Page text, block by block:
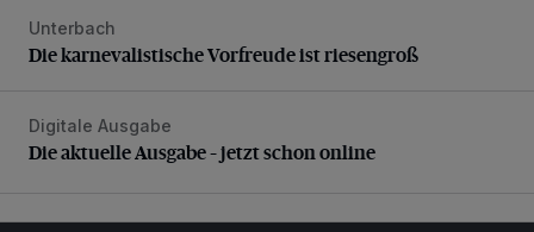
Die karnevalistische Vorfreude ist riesengroß
Unterbach
Die karnevalistische Vorfreude ist riesengroß
Die aktuelle Ausgabe – jetzt schon online
Digitale Ausgabe
Die aktuelle Ausgabe – jetzt schon online